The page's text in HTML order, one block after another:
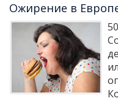
Ожирение в